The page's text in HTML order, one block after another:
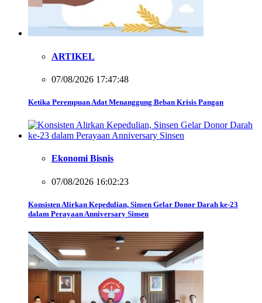
ARTIKEL
07/08/2026 17:47:48
Ketika Perempuan Adat Menanggung Beban Krisis Pangan
Ekonomi Bisnis
07/08/2026 16:02:23
Konsisten Alirkan Kepedulian, Sinsen Gelar Donor Darah ke-23
dalam Perayaan Anniversary Sinsen